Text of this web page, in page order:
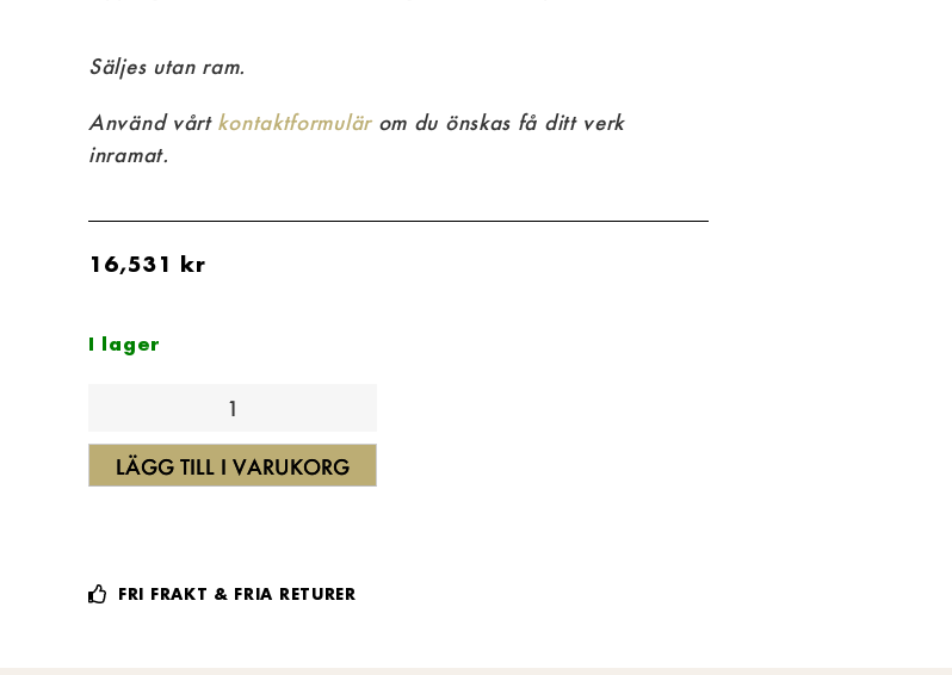
Säljes utan ram.
Använd vårt kontaktformulärom du önskas få ditt verk
inramat.
16,531 kr
I lager
LÄGG TILL I VARUKORG
FRI FRAKT & FRIA RETURER